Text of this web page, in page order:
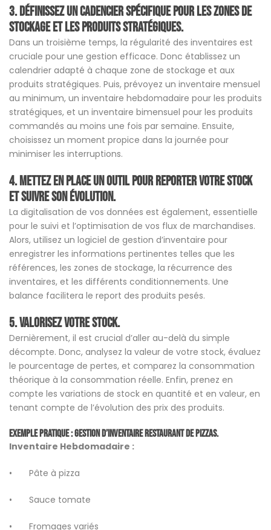
3. Définissez un cadencier spécifique pour les zones de
stockage et les produits stratégiques.
Dans un troisième temps, la régularité des inventaires est
cruciale pour une gestion efficace. Donc établissez un
calendrier adapté à chaque zone de stockage et aux
produits stratégiques. Puis, prévoyez un inventaire mensuel
au minimum, un inventaire hebdomadaire pour les produits
stratégiques, et un inventaire bimensuel pour les produits
commandés au moins une fois par semaine. Ensuite,
choisissez un moment propice dans la journée pour
minimiser les interruptions.
4. Mettez en place un outil pour reporter votre stock
et suivre son évolution.
La digitalisation de vos données est également, essentielle
pour le suivi et l’optimisation de vos flux de marchandises.
Alors, utilisez un logiciel de gestion d’inventaire pour
enregistrer les informations pertinentes telles que les
références, les zones de stockage, la récurrence des
inventaires, et les différents conditionnements. Une
balance facilitera le report des produits pesés.
5. Valorisez votre stock.
Dernièrement, il est crucial d’aller au-delà du simple
décompte. Donc, analysez la valeur de votre stock, évaluez
le pourcentage de pertes, et comparez la consommation
théorique à la consommation réelle. Enfin, prenez en
compte les variations de stock en quantité et en valeur, en
tenant compte de l’évolution des prix des produits.
Exemple pratique : Gestion d’inventaire restaurant de pizzas.
Inventaire Hebdomadaire :
• Pâte à pizza
• Sauce tomate
• Fromages variés